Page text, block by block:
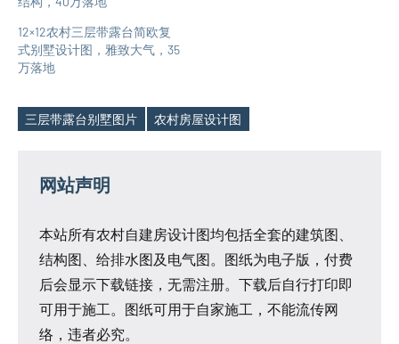
12×12农村三层带露台简欧复
式别墅设计图，雅致大气，35
万落地
Tags
三层带露台别墅图片 农村房屋设计图
网站声明
本站所有农村自建房设计图均包括全套的建筑图、
结构图、给排水图及电气图。图纸为电子版，付费
后会显示下载链接，无需注册。下载后自行打印即
可用于施工。图纸可用于自家施工，不能流传网
络，违者必究。